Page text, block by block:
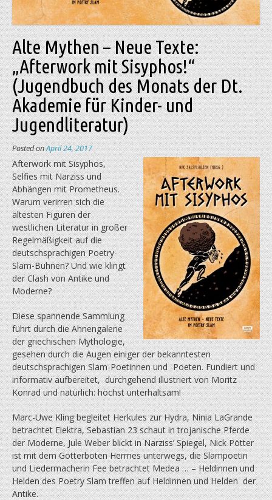
Alte Mythen – Neue Texte:
„Afterwork mit Sisyphos!“
(Jugendbuch des Monats der Dt.
Akademie für Kinder- und
Jugendliteratur)
Posted onApril 24, 2017
Afterwork mit Sisyphos,
Selfies mit Narziss und
Abhängen mit Prometheus.
Warum verirren sich die
ältesten Figuren der
westlichen Literatur in großer
Regelmäßigkeit auf die
deutschsprachigen Poetry-
Slam-Bühnen? Und wie klingt
der Clash von Antike und
Moderne?
Diese spannende Sammlung
führt durch die Ahnengalerie
der griechischen Mythologie,
gesehen durch die Augen einiger der bekanntesten
deutschsprachigen Slam-Poetinnen und -Poeten. Fundiert und
informativ aufbereitet, durchgehend illustriert von Moritz
Konrad und natürlich: höchst unterhaltsam!
Marc-Uwe Kling begleitet Herkules zur Hydra, Ninia LaGrande
betrachtet Elektra, Sebastian 23 schaut in trojanische Pferde
der Moderne, Jule Weber blickt in Narziss’ Spiegel, Nick Pötter
ist mit dem Götterboten Hermes unterwegs, die Slampoetin
und Liedermacherin Fee betrachtet Medea … – Heldinnen und
Helden des Poetry Slam treffen auf Heldinnen und Helden der
Antike.